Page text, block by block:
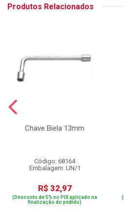
Produtos Relacionados
Chave Biela 13mm
Código: 68164
Embalagem: UN/1
R$ 32,97
(Desconto de 5% no PIX aplicado na
finalização do pedido)